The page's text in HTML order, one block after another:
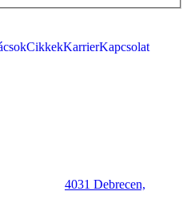
CikkekKarrierKapcsolat
4031 Debrecen,